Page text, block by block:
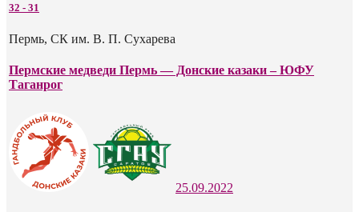
32 - 31
Пермь, СК им. В. П. Сухарева
Пермские медведи Пермь — Донские казаки – ЮФУ
Таганрог
25.09.2022